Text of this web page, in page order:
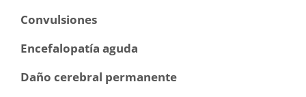
Convulsiones
Encefalopatía aguda
Daño cerebral permanente